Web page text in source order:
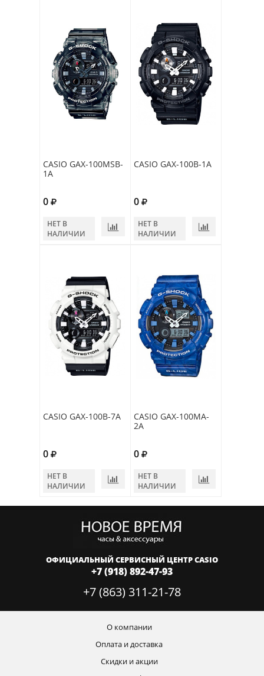
CASIO GAX-100MSB-
1A
0
НЕТ В
НАЛИЧИИ
CASIO GAX-100B-1A
0
НЕТ В
НАЛИЧИИ
CASIO GAX-100B-7A
0
НЕТ В
НАЛИЧИИ
CASIO GAX-100MA-
2A
0
НЕТ В
НАЛИЧИИ
ОФИЦИАЛЬНЫЙ СЕРВИСНЫЙ ЦЕНТР CASIO
+7 (918) 892-47-93
+7 (863) 311-21-78
О компании
Оплата и доставка
Скидки и акции